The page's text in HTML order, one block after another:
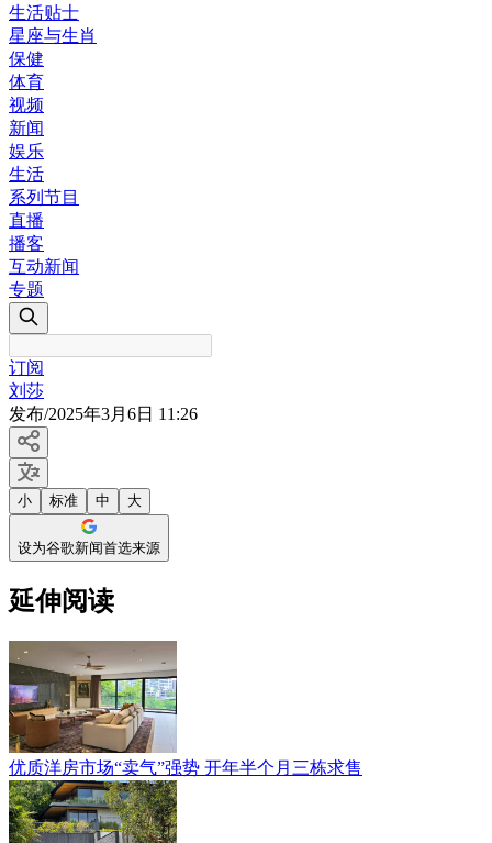
生活贴士
星座与生肖
保健
体育
视频
新闻
娱乐
生活
系列节目
直播
播客
互动新闻
专题
订阅
刘莎
发布/2025年3月6日 11:26
小 标准 中 大
设为谷歌新闻首选来源
延伸阅读
优质洋房市场“卖气”强势 开年半个月三栋求售